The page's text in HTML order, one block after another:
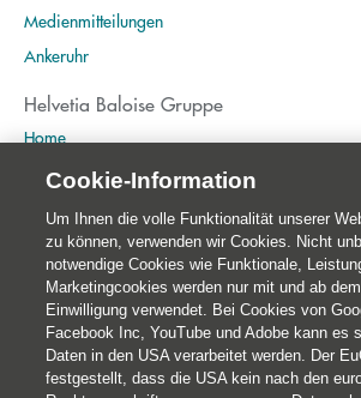
Medienmitteilungen
Ankeruhr
Helvetia Baloise Gruppe
Home
Publikationen
Nachhaltigkeit
Cookie-Information
Um Ihnen die volle Funktionalität unserer
zu können, verwenden wir Cookies. Nicht
notwendige Cookies wie Funktionale,
Marketingcookies werden nur mit und ab
Einwilligung verwendet. Bei Cookies von
Facebook Inc, YouTube und Adobe kann es
Daten in den USA verarbeitet werden. Der
festgestellt, dass die USA kein nach den